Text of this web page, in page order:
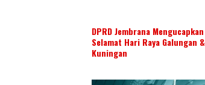
DPRD Jembrana Mengucapkan
Selamat Hari Raya Galungan &
Kuningan